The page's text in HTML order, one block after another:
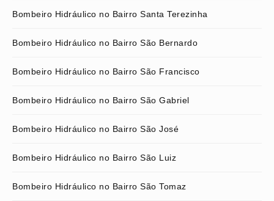
Bombeiro Hidráulico no Bairro Santa Terezinha
Bombeiro Hidráulico no Bairro São Bernardo
Bombeiro Hidráulico no Bairro São Francisco
Bombeiro Hidráulico no Bairro São Gabriel
Bombeiro Hidráulico no Bairro São José
Bombeiro Hidráulico no Bairro São Luiz
Bombeiro Hidráulico no Bairro São Tomaz